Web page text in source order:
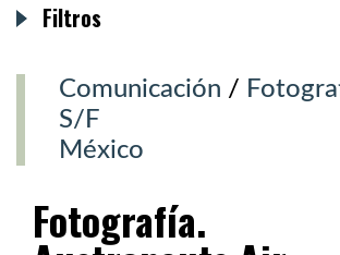
Comunicación /
S/F
México
Fotografía.
Filtros